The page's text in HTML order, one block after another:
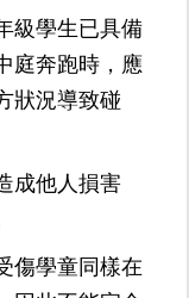
級學生已具備
庭奔跑時，應
狀況導致碰
成他人損害
傷學童同樣在